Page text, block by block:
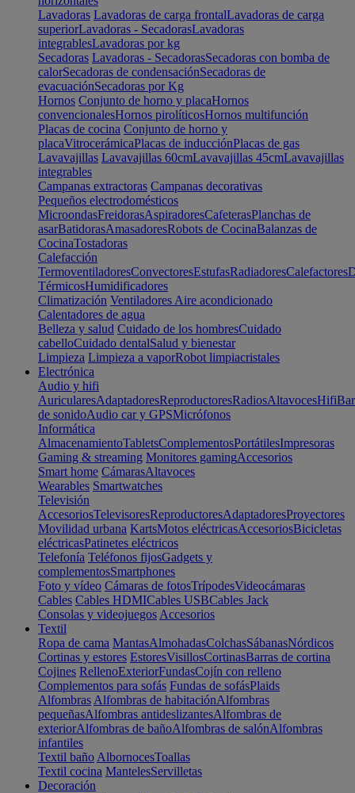
Lavadoras Lavadoras de carga frontalLavadoras de carga
superiorLavadoras - SecadorasLavadoras
integrablesLavadoras por kg
Secadoras Lavadoras - SecadorasSecadoras con bomba de
calorSecadoras de condensaciónSecadoras de
evacuaciónSecadoras por Kg
Hornos Conjunto de horno y placaHornos
convencionalesHornos pirolíticosHornos multifunción
Placas de cocina Conjunto de horno y
placaVitrocerámicaPlacas de inducciónPlacas de gas
Lavavajillas Lavavajillas 60cmLavavajillas 45cmLavavajillas
integrables
Campanas extractoras Campanas decorativas
Pequeños electrodomésticos
MicroondasFreidorasAspiradoresCafeterasPlanchas de
asarBatidorasAmasadoresRobots de CocinaBalanzas de
CocinaTostadoras
Calefacción
TermoventiladoresConvectoresEstufasRadiadoresCalefactores
TérmicosHumidificadores
Climatización Ventiladores Aire acondicionado
Calentadores de agua
Belleza y salud Cuidado de los hombresCuidado
cabelloCuidado dentalSalud y bienestar
Limpieza Limpieza a vaporRobot limpiacristales
Electrónica
Audio y hifi
AuricularesAdaptadoresReproductoresRadiosAltavocesHifi
de sonidoAudio car y GPSMicrófonos
Informática
AlmacenamientoTabletsComplementosPortátilesImpresoras
Gaming & streaming Monitores gamingAccesorios
Smart home CámarasAltavoces
Wearables Smartwatches
Televisión
AccesoriosTelevisoresReproductoresAdaptadoresProyectores
Movilidad urbana KartsMotos eléctricasAccesoriosBicicletas
eléctricasPatinetes eléctricos
Telefonía Teléfonos fijosGadgets y
complementosSmartphones
Foto y vídeo Cámaras de fotosTrípodesVideocámaras
Cables Cables HDMICables USBCables Jack
Consolas y videojuegos Accesorios
Textil
Ropa de cama MantasAlmohadasColchasSábanasNórdicos
Cortinas y estores EstoresVisillosCortinasBarras de cortina
Cojines RellenoExteriorFundasCojín con relleno
Complementos para sofás Fundas de sofásPlaids
Alfombras Alfombras de habitaciónAlfombras
pequeñasAlfombras antideslizantesAlfombras de
exteriorAlfombras de bañoAlfombras de salónAlfombras
infantiles
Textil baño AlbornocesToallas
Textil cocina MantelesServilletas
Decoración